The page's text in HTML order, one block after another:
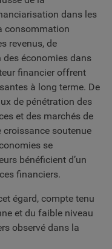
dans les
consommation
revenus, de
des économies dans
financier offrent
à long terme. De
de pénétration des
et des marchés de
soutenue
se
bénéficient d’un
financiers.
égard, compte tenu
et du faible niveau
observé dans la